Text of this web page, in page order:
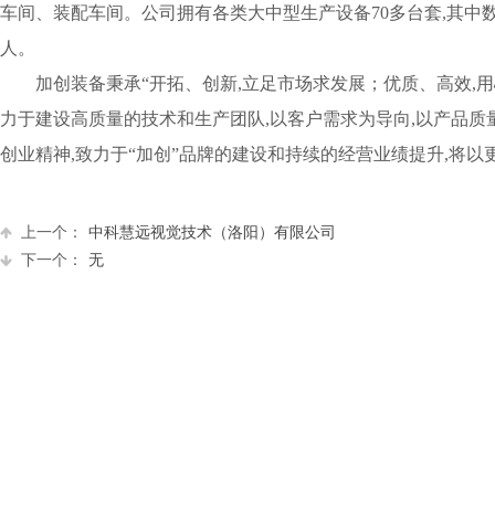
车间、装配车间。公司拥有各类大中型生产设备70多台套,其
人。
加创装备秉承“开拓、创新,立足市场求发展；优质、高效,
力于建设高质量的技术和生产团队,以客户需求为导向,以产品
创业精神,致力于“加创”品牌的建设和持续的经营业绩提升,将
上一个：
中科慧远视觉技术（洛阳）有限公司
下一个：
无